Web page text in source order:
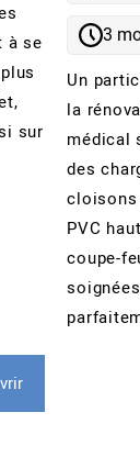
à se
sur
3
Un
la
médical
des
cloisons
PVC
coupe-